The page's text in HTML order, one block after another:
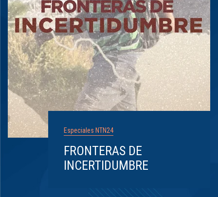
Especiales NTN24
FRONTERAS DE
INCERTIDUMBRE